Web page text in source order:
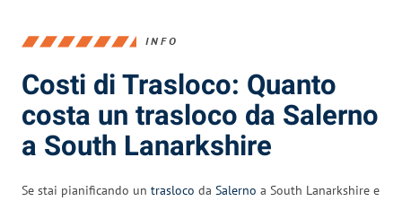
INFO
Costi di Trasloco: Quanto
costa un trasloco da Salerno
a South Lanarkshire
Se stai pianificando un trasloco da Salerno a South Lanarkshire e